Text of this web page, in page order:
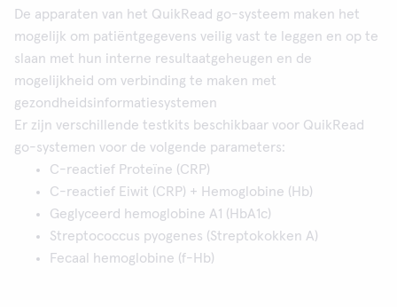
De apparaten van het QuikRead go-systeem maken het
mogelijk om patiëntgegevens veilig vast te leggen en op te
slaan met hun interne resultaatgeheugen en de
mogelijkheid om verbinding te maken met
gezondheidsinformatiesystemen
Er zijn verschillende testkits beschikbaar voor QuikRead
go-systemen voor de volgende parameters:
C-reactief Proteïne (CRP)
C-reactief Eiwit (CRP) + Hemoglobine (Hb)
Geglyceerd hemoglobine A1 (HbA1c)
Streptococcus pyogenes (Streptokokken A)
Fecaal hemoglobine (f-Hb)